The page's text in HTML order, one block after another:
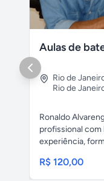
Rio de
Rio de
Ronaldo
profissional com
experiência,
R$ 120,00